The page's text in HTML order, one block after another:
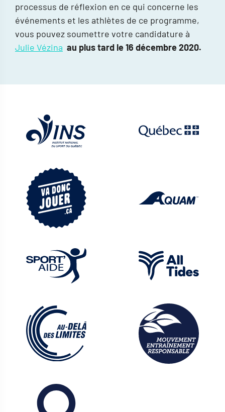
processus de réflexion en ce qui concerne les
événements et les athlètes de ce programme,
vous pouvez soumettre votre candidature à
Julie Vézina au plus tard le 16 décembre 2020.